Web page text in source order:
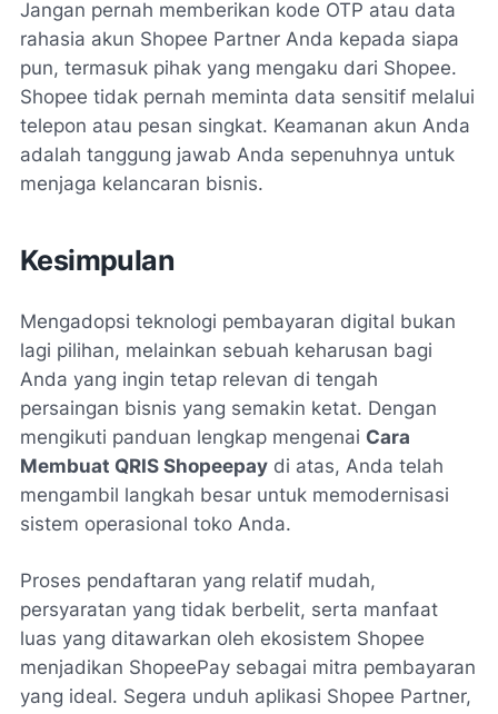
Jangan pernah memberikan kode OTP atau data
rahasia akun Shopee Partner Anda kepada siapa
pun, termasuk pihak yang mengaku dari Shopee.
Shopee tidak pernah meminta data sensitif melalui
telepon atau pesan singkat. Keamanan akun Anda
adalah tanggung jawab Anda sepenuhnya untuk
menjaga kelancaran bisnis.
Kesimpulan
Mengadopsi teknologi pembayaran digital bukan
lagi pilihan, melainkan sebuah keharusan bagi
Anda yang ingin tetap relevan di tengah
persaingan bisnis yang semakin ketat. Dengan
mengikuti panduan lengkap mengenai Cara
Membuat QRIS Shopeepay di atas, Anda telah
mengambil langkah besar untuk memodernisasi
sistem operasional toko Anda.
Proses pendaftaran yang relatif mudah,
persyaratan yang tidak berbelit, serta manfaat
luas yang ditawarkan oleh ekosistem Shopee
menjadikan ShopeePay sebagai mitra pembayaran
yang ideal. Segera unduh aplikasi Shopee Partner,